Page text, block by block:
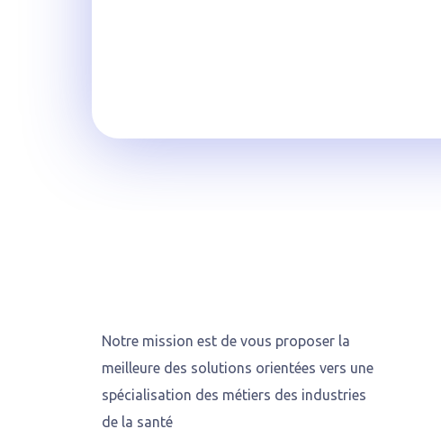
Notre mission est de vous proposer la
meilleure des solutions orientées vers une
spécialisation des métiers des industries
de la santé